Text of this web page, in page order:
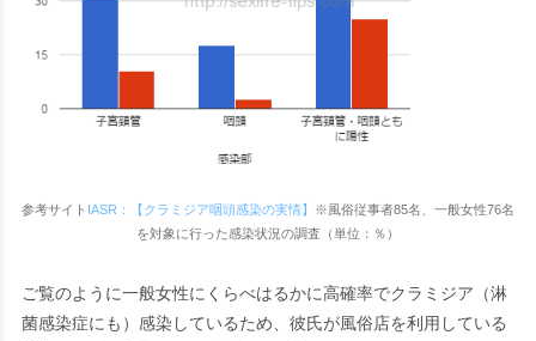
参考サイト IASR：【クラミジア咽頭感染の実情】 ※風俗従事者85名、一般女性76名
を対象に行った感染状況の調査（単位：％）
ご覧のように一般女性にくらべはるかに高確率でクラミジア（淋
菌感染症にも）感染しているため、彼氏が風俗店を利用している